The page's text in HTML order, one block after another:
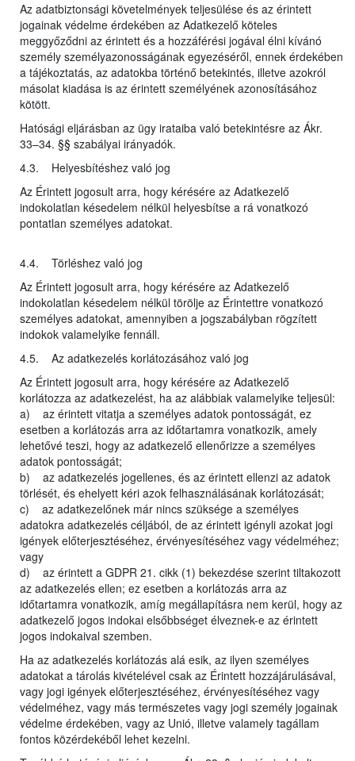
Az adatbiztonsági követelmények teljesülése és az érintett
jogainak védelme érdekében az Adatkezelő köteles
meggyőződni az érintett és a hozzáférési jogával élni kívánó
személy személyazonosságának egyezéséről, ennek érdekében
a tájékoztatás, az adatokba történő betekintés, illetve azokról
másolat kiadása is az érintett személyének azonosításához
kötött.
Hatósági eljárásban az ügy irataiba való betekintésre az Ákr.
33–34. §§ szabályai irányadók.
4.3. Helyesbítéshez való jog
Az Érintett jogosult arra, hogy kérésére az Adatkezelő
indokolatlan késedelem nélkül helyesbítse a rá vonatkozó
pontatlan személyes adatokat.
4.4. Törléshez való jog
Az Érintett jogosult arra, hogy kérésére az Adatkezelő
indokolatlan késedelem nélkül törölje az Érintettre vonatkozó
személyes adatokat, amennyiben a jogszabályban rögzített
indokok valamelyike fennáll.
4.5. Az adatkezelés korlátozásához való jog
Az Érintett jogosult arra, hogy kérésére az Adatkezelő
korlátozza az adatkezelést, ha az alábbiak valamelyike teljesül:
a) az érintett vitatja a személyes adatok pontosságát, ez
esetben a korlátozás arra az időtartamra vonatkozik, amely
lehetővé teszi, hogy az adatkezelő ellenőrizze a személyes
adatok pontosságát;
b) az adatkezelés jogellenes, és az érintett ellenzi az adatok
törlését, és ehelyett kéri azok felhasználásának korlátozását;
c) az adatkezelőnek már nincs szüksége a személyes
adatokra adatkezelés céljából, de az érintett igényli azokat jogi
igények előterjesztéséhez, érvényesítéséhez vagy védelméhez;
vagy
d) az érintett a GDPR 21. cikk (1) bekezdése szerint tiltakozott
az adatkezelés ellen; ez esetben a korlátozás arra az
időtartamra vonatkozik, amíg megállapításra nem kerül, hogy az
adatkezelő jogos indokai elsőbbséget élveznek-e az érintett
jogos indokaival szemben.
Ha az adatkezelés korlátozás alá esik, az ilyen személyes
adatokat a tárolás kivételével csak az Érintett hozzájárulásával,
vagy jogi igények előterjesztéséhez, érvényesítéséhez vagy
védelméhez, vagy más természetes vagy jogi személy jogainak
védelme érdekében, vagy az Unió, illetve valamely tagállam
fontos közérdekéből lehet kezelni.